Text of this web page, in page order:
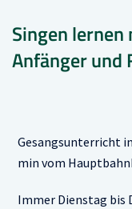
Singen
Anfänger
Gesangsunterricht
min vom
Immer Dienstag bis